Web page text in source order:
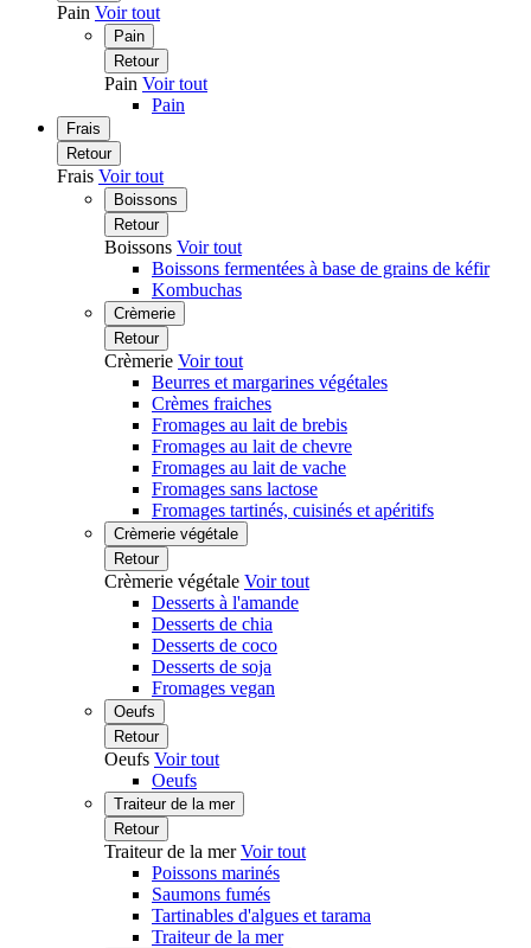
Pain Voir tout
Pain
Retour
Pain Voir tout
Pain
Frais
Retour
Frais Voir tout
Boissons
Retour
Boissons Voir tout
Boissons fermentées à base de grains de kéfir
Kombuchas
Crèmerie
Retour
Crèmerie Voir tout
Beurres et margarines végétales
Crèmes fraiches
Fromages au lait de brebis
Fromages au lait de chevre
Fromages au lait de vache
Fromages sans lactose
Fromages tartinés, cuisinés et apéritifs
Crèmerie végétale
Retour
Crèmerie végétale Voir tout
Desserts à l'amande
Desserts de chia
Desserts de coco
Desserts de soja
Fromages vegan
Oeufs
Retour
Oeufs Voir tout
Oeufs
Traiteur de la mer
Retour
Traiteur de la merVoir tout
Poissons marinés
Saumons fumés
Tartinables d'algues et tarama
Traiteur de la mer